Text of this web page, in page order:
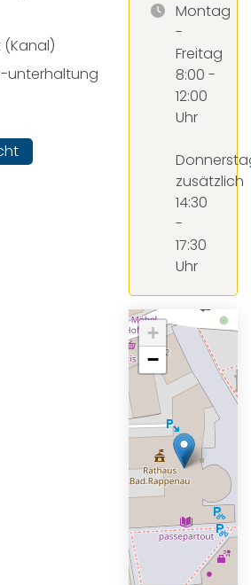
(Kanal)
unterhaltung
Montag
-
Freitag
8:00 -
12:00
Uhr
zusätzlich
14:30
-
17:30
Uhr
+
−